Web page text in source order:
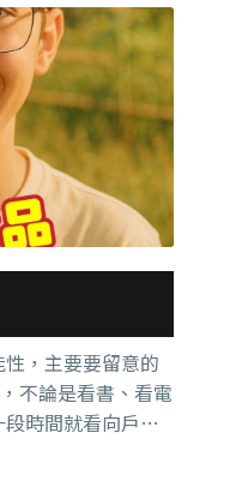
，主要要留意的
時間就看向戶外
拉長（近視就是